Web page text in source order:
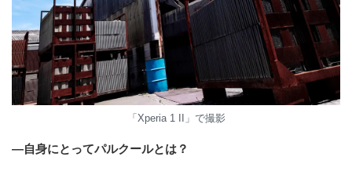
「Xperia 1 II」で撮影
―自身にとってパルクールとは？